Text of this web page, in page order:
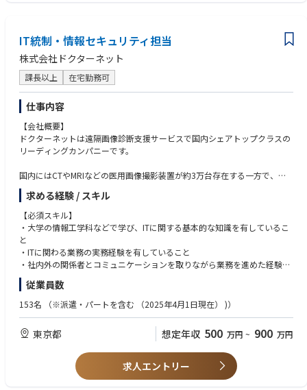
ず、事業や業務の変革にも関心を持って取り組める方を想定しています。
■ISMS・PMSの推進・継続的改善
・方針、規程、手順等の整備・見直し
・対象となる情報資産およびリスクの特定・評価
・リスク対応計画と管理策の策定・推進
・各部門における管理策の運用支援
・内部監査、内部点検・レビューの企画および是正対応の推進
・マネジメントレビューに必要な情報の整理・報告
・教育・啓発施策の企画・実施
■CSIRTに関する体制の強化・運営
・インシデント対応に必要な機能、参加部門、役割の整理
・インシデントの受付、初動、影響評価、報告、復旧、事後レビューのプ
ロセス整備
・重大度区分、判断基準、エスカレーション基準の整備
・システム・開発・事業・管理各部門との連携体制構築
・インシデント対応手順、連絡先、記録様式等の整備
・訓練・演習の企画、実施、振り返り
・発生事象や訓練結果に基づくプロセスの改善
■SOCに関する体制整備・運営
・セキュリティ監視の対象、目的、優先順位の整理
・アラートの受付、分析、判断、対応依頼、エスカレーションのプロセス
・監視結果や対応状況の可視化
【求める人物像】
■統制を目的化せず、事業の信頼性向上につなげられる方
規程やチェック項目を増やすこと自体を成果とするのではなく、「何のリ
スクを、なぜ、どの水準で管理するのか」を考え、事業の安定性・信頼性
向上につながる仕組みを設計できる方を求めています。
■組織の壁を越えて関係者を巻き込める方
IT統制・情報セキュリティは、担当部門だけでは実現できません。
開発、インフラ、事業、管理などの各部門に対して、活動の目的と必要性
を説明し、一方的に依頼するのではなく、共通の課題として協働できる方
■仕組みをつくるだけでなく、運用を根付かせられる方
規程、組織図、会議体、手順を作成するだけではなく、それらが実際の業
務で使われているかを確認し、課題を把握しながら改善を続けられる方を
求めています。
■リスク管理と事業スピードのバランスを考慮できる方
リスクをゼロにすることだけを目指すのではなく、事業の目的、影響度、
実現可能性を踏まえて、管理水準や優先順位を判断できる方を歓迎しま
す。
■技術と組織の両面から課題を捉えられる方
セキュリティ製品や技術ありきで問題を解決しようとせず、業務プロセ
ス、組織、役割、教育、コミュニケーションを含めて総合的に対応できる
IT統制・情報セキュリティ担当
株式会社ドクターネット
課長以上 在宅勤務可
仕事内容
【会社概要】
ドクターネットは遠隔画像診断支援サービスで国内シェアトップクラスの
リーディングカンパニーです。
国内にはCTやMRIなどの医用画像撮影装置が約3万台存在する一方で、医
用画像を診断できる医師（放射線診断専門医）は約6,000名しかおらず、
適切な診断が迅速に届く症例は全体の3割程度にとどまっています。ま
た、地域によっては専門医がいないなどの医療格差があるのが実情で、今
や遠隔画像診断は医療インフラとなっております。
当社は1日あたり12,000症例（370万症例/年）の依頼に対応する日本最大
の画像診断拠点となっており、このシステムを正常に稼働させ続けること
います。
「世界の医療を支える目になる」を企業理念に、医療をテクノロジーによ
り支えるため、AIなど最先端テクノロジーへの投資も積極的に行い、医療
業界に貢献し続けています。
ご経験や知識に応じて、IT統制・情報セキュリティに関する以下の業務か
求める経験 / スキル
【必須スキル】
・大学の情報工学科などで学び、ITに関する基本的な知識を有しているこ
と
・ITに関わる業務の実務経験を有していること
・社内外の関係者とコミュニケーションを取りながら業務を進めた経験
・資料、手順書、議事録、管理表等を作成・更新した経験
・IT企画、IT統制、情報セキュリティ等の領域で、将来的に施策やプロジ
ェクトをリードしたいというキャリア志向
【歓迎スキル】
・IT統制、IT全般統制、IT監査等に関する業務経験
・ISMS、PMS、情報セキュリティマネジメントに関する業務経験
・情報セキュリティに関する規程、ルール、手順等の作成・更新経験
従業員数
153名 （※派遣・パートを含む （2025年4⽉1⽇現在） )）
東京都 想定年収 500 万円 ~ 900 万円
求人エントリー